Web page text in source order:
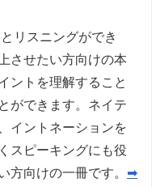
リスニングができ
させたい方向けの本
ントを理解すること
ができます。ネイテ
イントネーションを
スピーキングにも役
方向けの一冊です。 ➡